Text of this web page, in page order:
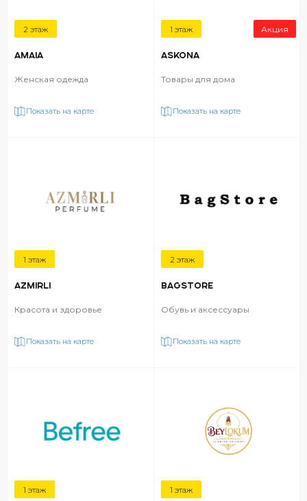
2 этаж
AMAIA
Женская одежда
Показать на карте
1 этаж Акция
ASKONA
Товары для дома
Показать на карте
1 этаж
AZMIRLI
Красота и здоровье
Показать на карте
2 этаж
BAGSTORE
Обувь и аксессуары
Показать на карте
1 этаж 1 этаж